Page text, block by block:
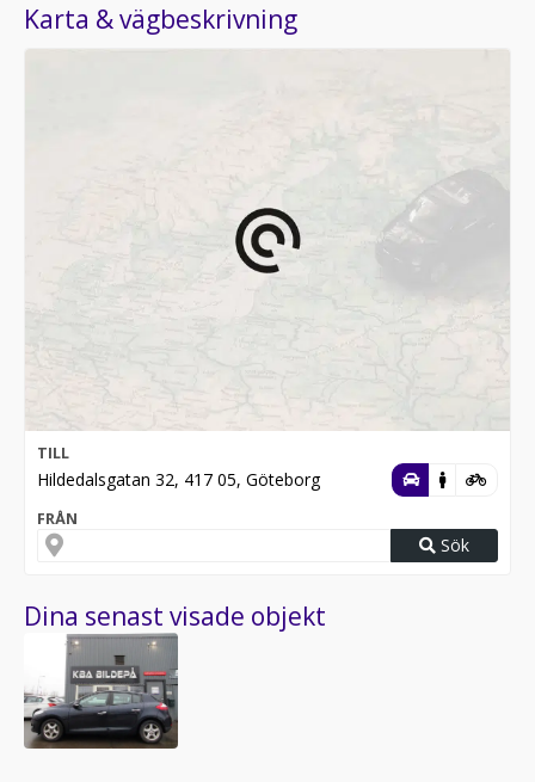
Karta & vägbeskrivning
TILL
Hildedalsgatan 32, 417 05, Göteborg
FRÅN
Sök
Dina senast visade objekt